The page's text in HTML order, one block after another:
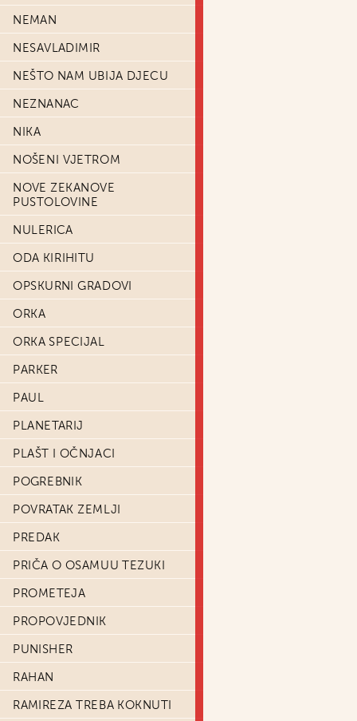
NEMAN
NESAVLADIMIR
NEŠTO NAM UBIJA DJECU
NEZNANAC
NIKA
NOŠENI VJETROM
NOVE ZEKANOVE
PUSTOLOVINE
NULERICA
ODA KIRIHITU
OPSKURNI GRADOVI
ORKA
ORKA SPECIJAL
PARKER
PAUL
PLANETARIJ
PLAŠT I OČNJACI
POGREBNIK
POVRATAK ZEMLJI
PREDAK
PRIČA O OSAMUU TEZUKI
PROMETEJA
PROPOVJEDNIK
PUNISHER
RAHAN
RAMIREZA TREBA KOKNUTI